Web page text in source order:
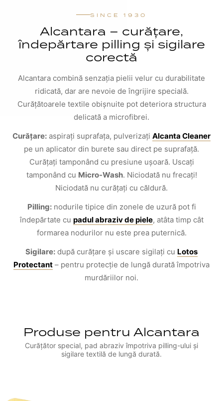
SINCE 1930
Alcantara – curățare,
îndepărtare pilling și sigilare
corectă
Alcantara combină senzația pielii velur cu durabilitate
ridicată, dar are nevoie de îngrijire specială.
Curățătoarele textile obișnuite pot deteriora structura
delicată a microfibrei.
Curățare: aspirați suprafața, pulverizați Alcanta Cleaner
pe un aplicator din burete sau direct pe suprafață.
Curățați tamponând cu presiune ușoară. Uscați
tamponând cu Micro-Wash. Niciodată nu frecați!
Niciodată nu curățați cu căldură.
Pilling:nodurile tipice din zonele de uzură pot fi
îndepărtate cu padul abraziv de piele, atâta timp cât
formarea nodurilor nu este prea puternică.
Sigilare: după curățare și uscare sigilați cu Lotos
Protectant – pentru protecție de lungă durată împotriva
murdăriilor noi.
Produse pentru Alcantara
Curățător special, pad abraziv împotriva pilling-ului și
sigilare textilă de lungă durată.